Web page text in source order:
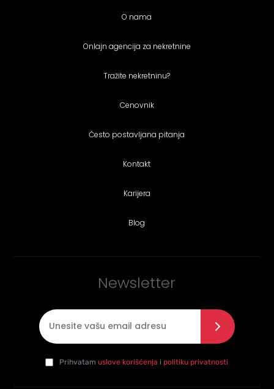
O nama
Onlajn agencija za nekretnine
Tražite nekretninu?
Cenovnik
Često postavljana pitanja
Kontakt
Karijera
Blog
Newsletter
Slažem se sa politikom privatnosti*
daPrihvatamuslove korišćenja i politiku privatnosti